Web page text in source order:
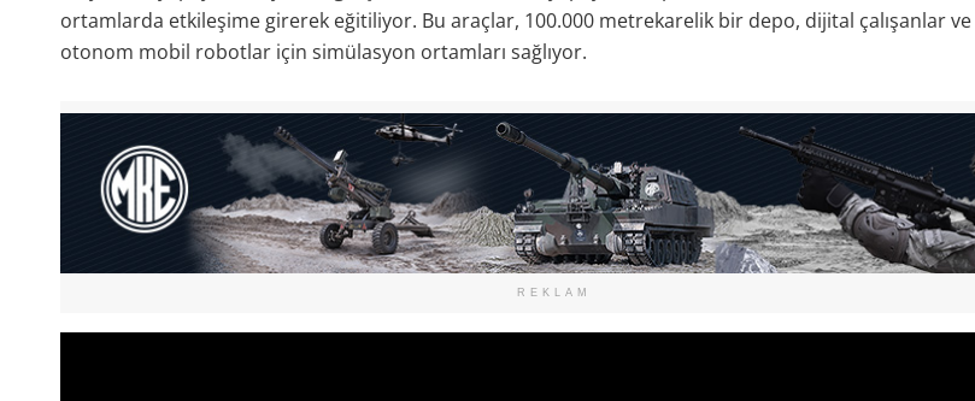
ortamlarda etkileşime girerek eğitiliyor. Bu araçlar, 100.000 metrekarelik bir depo, dijital çalışanlar ve
otonom mobil robotlar için simülasyon ortamları sağlıyor.
REKLAM